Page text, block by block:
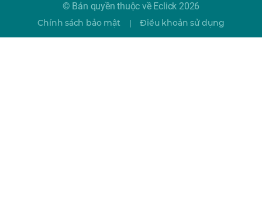
© Bản quyền thuộc về Eclick 2026
Chính sách bảo mật | Điều khoản sử dụng